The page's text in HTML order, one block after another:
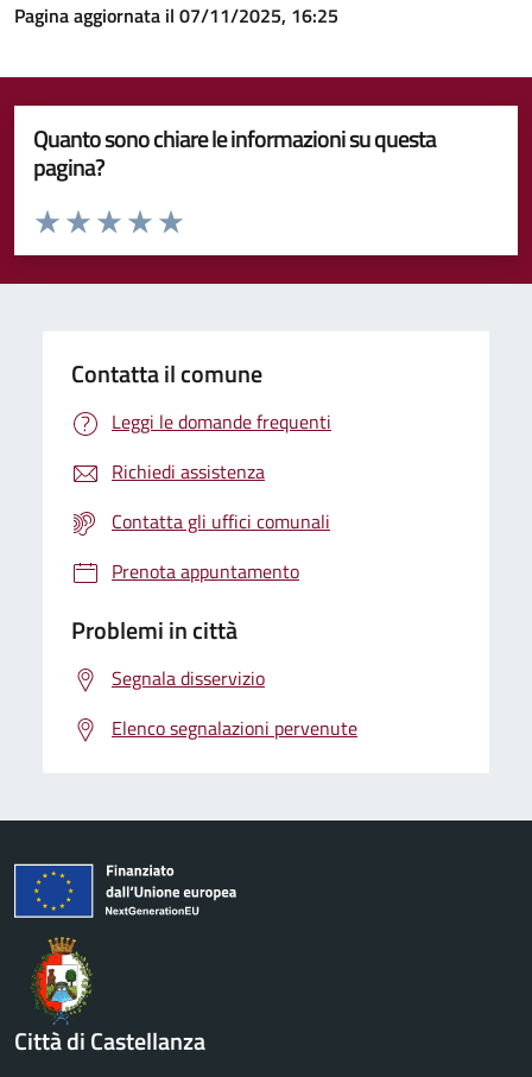
Pagina aggiornata il 07/11/2025, 16:25
Quanto sono chiare le informazioni su questa
pagina?
Valuta da 1 a 5 stelle la pagina
Valuta 5 stelle su 5
Valuta 4 stelle su 5
Valuta 3 stelle su 5
Valuta 2 stelle su 5
Valuta 1 stelle su 5
Contatta il comune
Leggi le domande frequenti
Richiedi assistenza
Contatta gli uffici comunali
Prenota appuntamento
Problemi in città
Segnala disservizio
Elenco segnalazioni pervenute
Città di Castellanza